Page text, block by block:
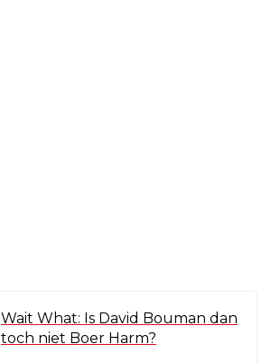
Wait What: Is David Bouman dan
toch niet Boer Harm?